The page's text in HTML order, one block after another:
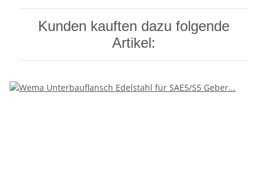
Kunden kauften dazu folgende
Artikel: